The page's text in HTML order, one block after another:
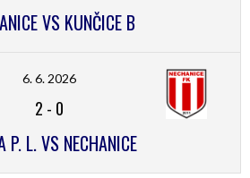
VS KUNČICE B
6. 6. 2026
2 - 0
P. L. VS NECHANICE